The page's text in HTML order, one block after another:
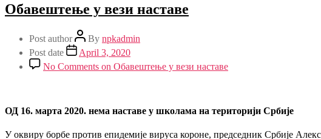
Обавештење у вези наставе
Post author By npkadmin
Post date
April 3, 2020
No Comments on Обавештење у вези наставе
ОД 16. марта 2020. нема наставе у школама на територији Србије
У оквиру борбе против епидемије вируса короне, председник Србије